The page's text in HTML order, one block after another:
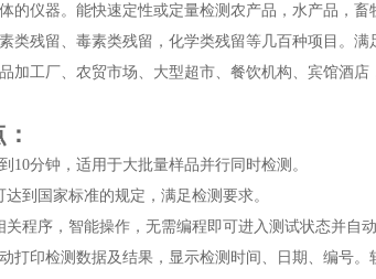
的仪器。能快速定性或定量检测农产品，水产品，
类残留、毒素类残留，化学类残留等几百种项目。
加工厂、农贸市场、大型超市、餐饮机构、宾馆酒
10分钟，适用于大批量样品并行同时检测。
到国家标准的规定，满足检测要求。
程序，智能操作，无需编程即可进入测试状态并自
打印检测数据及结果，显示检测时间、日期、编号